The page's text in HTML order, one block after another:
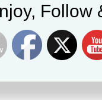
Follow
Set Youtube